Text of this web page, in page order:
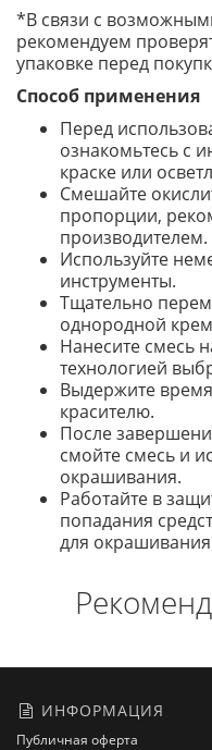
*В связи с
рекомендуем
упаковке перед
Способ применения
Перед
ознакомьтесь с
краске или
Смешайте
пропорции,
производителем.
Используйте
инструменты.
Тщательно
однородной
Нанесите смесь
технологией
Выдержите
красителю.
После
смойте смесь и
окрашивания.
Работайте в
попадания
для
ИНФОРМАЦИЯ
Публичная оферта